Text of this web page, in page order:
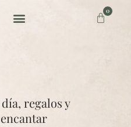
0
Carrito
regalos y